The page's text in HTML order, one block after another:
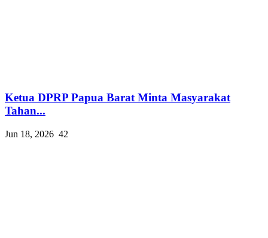
Ketua DPRP Papua Barat Minta Masyarakat
Tahan...
Jun 18, 2026 42